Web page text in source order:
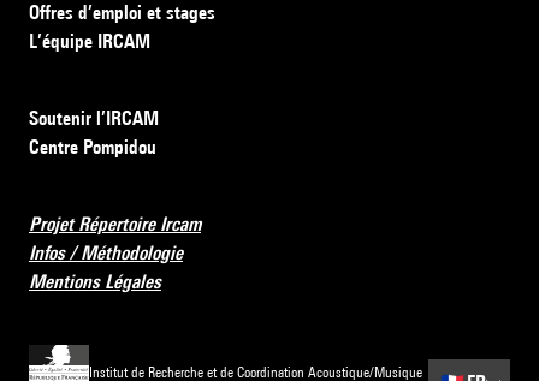
Offres d’emploi et stages
L’équipe IRCAM
Soutenir l’IRCAM
Centre Pompidou
Projet Répertoire Ircam
Infos / Méthodologie
Mentions Légales
Institut de Recherche et de Coordination Acoustique/Musique